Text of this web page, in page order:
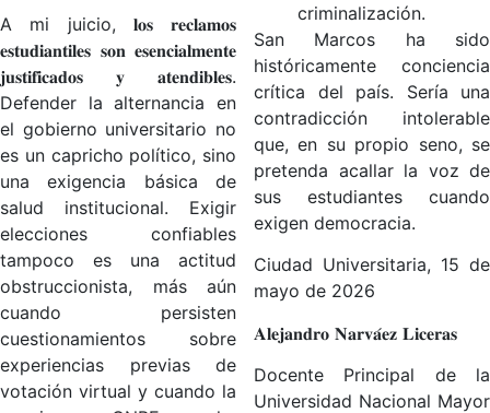
A mi juicio, 𝐥𝐨𝐬 𝐫𝐞𝐜𝐥𝐚𝐦𝐨𝐬
𝐞𝐬𝐭𝐮𝐝𝐢𝐚𝐧𝐭𝐢𝐥𝐞𝐬 𝐬𝐨𝐧 𝐞𝐬𝐞𝐧𝐜𝐢𝐚𝐥𝐦𝐞𝐧𝐭𝐞
𝐣𝐮𝐬𝐭𝐢𝐟𝐢𝐜𝐚𝐝𝐨𝐬 𝐲 𝐚𝐭𝐞𝐧𝐝𝐢𝐛𝐥𝐞𝐬.
Defender la alternancia en
el gobierno universitario no
es un capricho político, sino
una exigencia básica de
salud institucional. Exigir
elecciones confiables
tampoco es una actitud
obstruccionista, más aún
cuando persisten
cuestionamientos sobre
experiencias previas de
votación virtual y cuando la
criminalización.
San Marcos ha sido
históricamente conciencia
crítica del país. Sería una
contradicción intolerable
que, en su propio seno, se
pretenda acallar la voz de
sus estudiantes cuando
exigen democracia.
Ciudad Universitaria, 15 de
mayo de 2026
𝐀𝐥𝐞𝐣𝐚𝐧𝐝𝐫𝐨 𝐍𝐚𝐫𝐯𝐚́𝐞𝐳 𝐋𝐢𝐜𝐞𝐫𝐚𝐬
Docente Principal de la
Universidad Nacional Mayor